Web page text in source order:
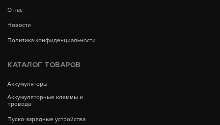
О нас
Новости
Политика конфиденциальности
КАТАЛОГ ТОВАРОВ
Аккумуляторы
Аккумуляторные клеммы и
провода
Пуско-зарядные устройства